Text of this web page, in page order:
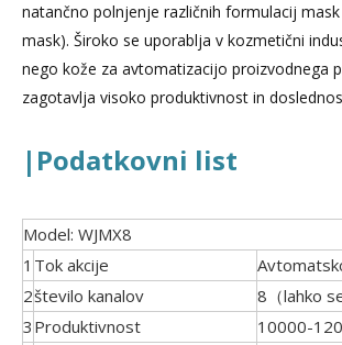
natančno polnjenje različnih formulacij mask
mask). Široko se uporablja v kozmetični
nego kože za avtomatizacijo proizvodnega
zagotavlja visoko produktivnost in
|Podatkovni list
Model: WJMX8
1 Tok akcije
2število kanalov
8（lahko
3 Produktivnost
10000-